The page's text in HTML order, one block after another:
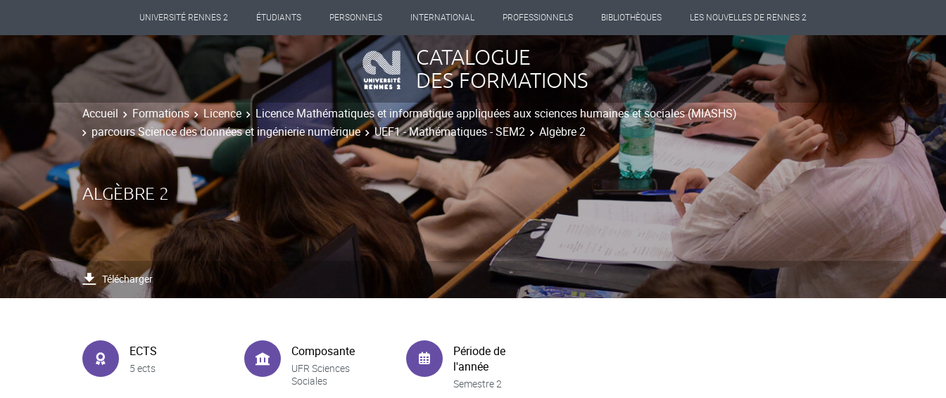
UNIVERSITÉ RENNES 2 ÉTUDIANTS PERSONNELS INTERNATIONAL PROFESSIONNELS BIBLIOTHÈQUES LES NOUVELLES DE RENNES 2
CATALOGUE
DES FORMATIONS
Accueil Formations Licence
Licence Mathématiques et informatique appliquées aux sciences humaines et sociales (MIASHS)
parcours Science des données et ingénierie numérique
UEF1 - Mathématiques - SEM2 Algèbre 2
ALGÈBRE 2
Télécharger
ECTS
5 ects
Composante
UFR Sciences
Sociales
Période de
l'année
Semestre 2